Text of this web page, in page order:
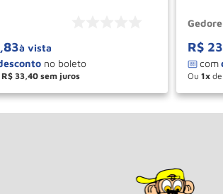
,83à vista
R$ 33,40
＋ COMPRAR
Gedore
R$ 23
Ou 1 de
－